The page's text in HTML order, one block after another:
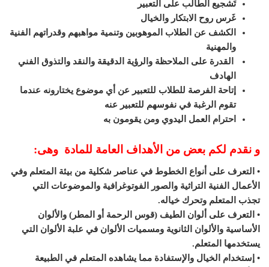
تَشجيع الطالب على التعبير
غَرس روح الابتكار والخيال
الكشف عن الطلاب الموهوبين وتنمية مواهبهم وقدراتهم الفنية
والمهنية
القدرة على الملاحظة والرؤية الدقيقة والنقد والتذوق الفني
الهادف
إتاحة الفرصة للطلاب للتعبير عن أي موضوع يختارونه عندما
تقوم الرغبة في نفوسهم للتعبير عنه
احترام العمل اليدوي ومن يقومون به
و نقدم لكم بعض من الأهداف العامة للمادة وهى:
• التعرف على أنواع الخطوط في عناصر شكلية من بيئة المتعلم وفي
الأعمال الفنية التراثية والصور الفوتوغرافية والموضوعات التي
تجذب المتعلم وتحرك خياله.
• التعرف على ألوان الطيف (قوس الرحمة أو المطر) والألوان
الأساسية والألوان الثانوية ومسميات الألوان في علبة الألوان التي
يستخدمها المتعلم.
• إستخدام الخيال والإستفادة مما يشاهده المتعلم في الطبيعة